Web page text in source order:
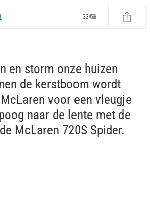
33
en storm onze huizen
de kerstboom wordt
voor een vleugje
naar de lente met de
McLaren 720S Spider.